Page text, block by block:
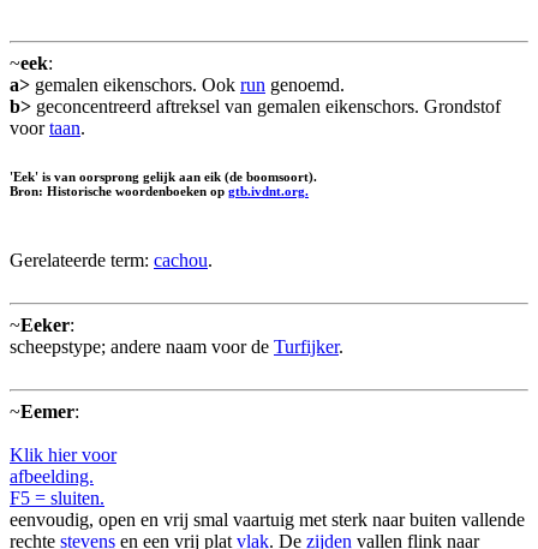
~eek:
a> gemalen eikenschors. Ook run genoemd.
b> geconcentreerd aftreksel van gemalen eikenschors. Grondstof
voortaan.
'Eek' is van oorsprong gelijk aan eik (de boomsoort).
Bron: Historische woordenboeken op gtb.ivdnt.org.
Gerelateerde term: cachou.
~Eeker:
scheepstype; andere naam voor de Turfijker.
~Eemer:
Klik hier voor
afbeelding.
F5 = sluiten.
eenvoudig, open en vrij smal vaartuig met sterk naar buiten vallende
rechte stevens en een vrij plat vlak. De zijden vallen flink naar